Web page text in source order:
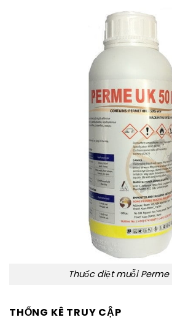
Thuốc diệt muỗi Perme
THỐNG KÊ TRUY CẬP